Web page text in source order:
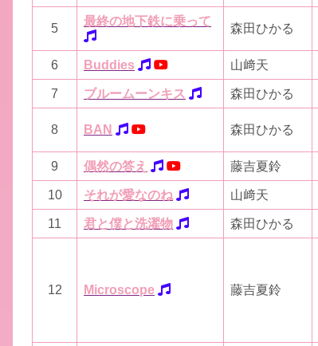
5
最終の地下鉄に乗って
森田ひかる
6 Buddies 山﨑天
7 ブルームーンキス 森田ひかる
8 BAN 森田ひかる
9 偶然の答え 藤吉夏鈴
10 それが愛なのね 山﨑天
11 君と僕と洗濯物 森田ひかる
12 Microscope 藤吉夏鈴